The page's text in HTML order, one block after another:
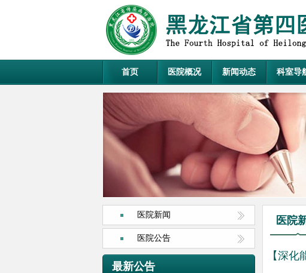
首页 医院概况 新闻动态 科室导
医院新闻
医院公告
最新公告
医院
【深